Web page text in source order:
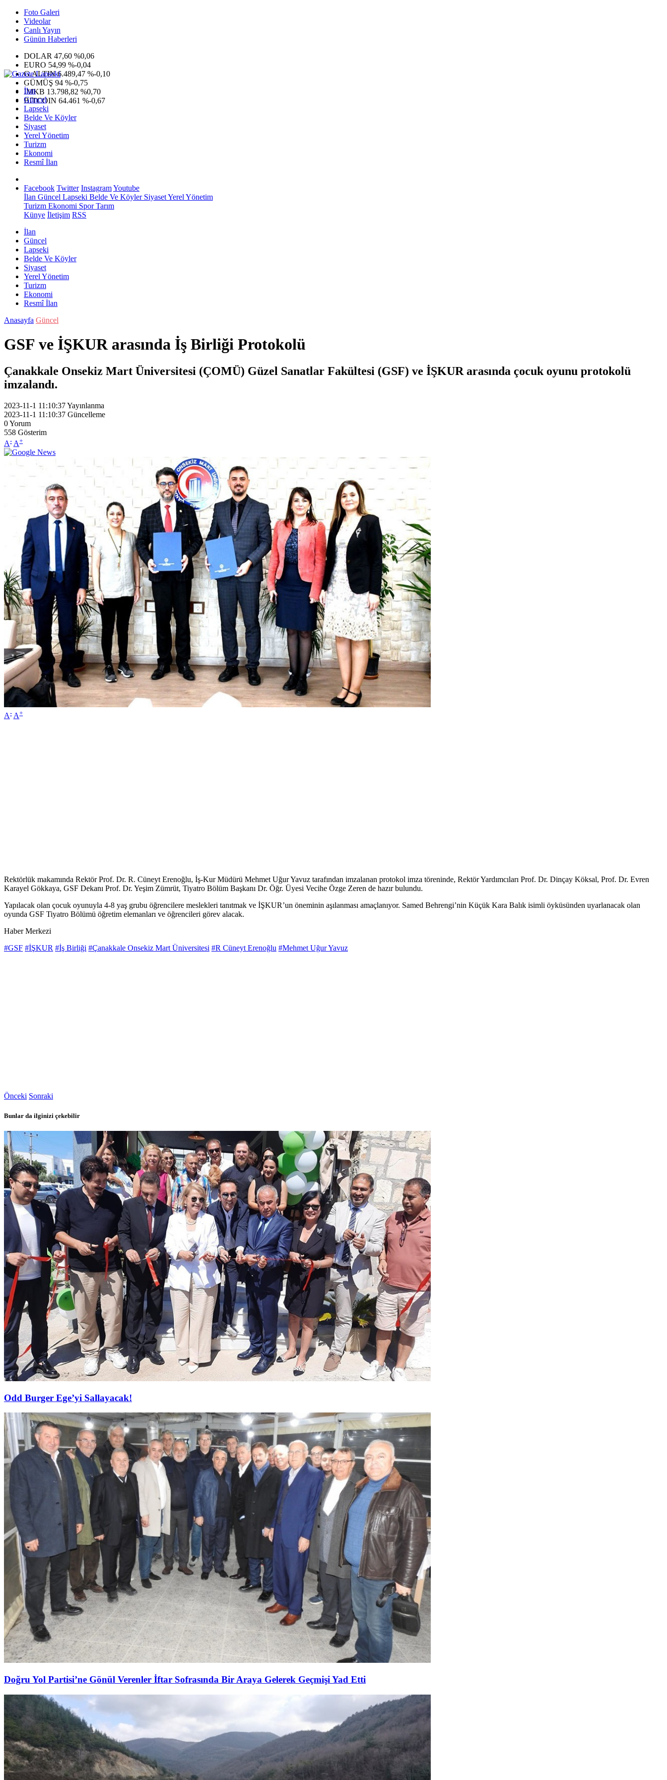
Foto Galeri
Videolar
Canlı Yayın
Günün Haberleri
DOLAR 47,60 %0,06
EURO 54,99 %-0,04
G.ALTIN6.489,47 %-0,10
GÜMÜŞ 94 %-0,75
IMKB 13.798,82 %0,70
BITCOIN 64.461 %-0,67
İlan
Güncel
Lapseki
Belde Ve Köyler
Siyaset
Yerel Yönetim
Turizm
Ekonomi
Resmî İlan
Facebook Twitter InstagramYoutube
İlan Güncel Lapseki Belde Ve KöylerSiyasetYerel Yönetim
Turizm Ekonomi SporTarım
Künye İletişim RSS
İlan
Güncel
Lapseki
Belde Ve Köyler
Siyaset
Yerel Yönetim
Turizm
Ekonomi
Resmî İlan
Anasayfa Güncel
GSF ve İŞKUR arasında İş Birliği Protokolü
Çanakkale Onsekiz Mart Üniversitesi (ÇOMÜ) Güzel Sanatlar Fakültesi (GSF) ve İŞKUR arasında çocuk oyunu protokolü
imzalandı.
2023-11-1 11:10:37Yayınlanma
2023-11-1 11:10:37 Güncelleme
0Yorum
558 Gösterim
A- A+
A- A+
Rektörlük makamında Rektör Prof. Dr. R. Cüneyt Erenoğlu, İş-Kur Müdürü Mehmet Uğur Yavuz tarafından imzalanan protokol imza töreninde, Rektör Yardımcıları Prof. Dr. Dinçay Köksal, Prof. Dr. Evren
Karayel Gökkaya, GSF Dekanı Prof. Dr. Yeşim Zümrüt, Tiyatro Bölüm Başkanı Dr. Öğr. Üyesi Vecihe Özge Zeren de hazır bulundu.
Yapılacak olan çocuk oyunuyla 4-8 yaş grubu öğrencilere meslekleri tanıtmak ve İŞKUR’un öneminin aşılanması amaçlanıyor. Samed Behrengi’nin Küçük Kara Balık isimli öyküsünden uyarlanacak olan
oyunda GSF Tiyatro Bölümü öğretim elemanları ve öğrencileri görev alacak.
Haber Merkezi
#GSF #İŞKUR #İş Birliği #Çanakkale Onsekiz Mart Üniversitesi #R Cüneyt Erenoğlu #Mehmet Uğur Yavuz
Önceki Sonraki
Bunlar da ilginizi çekebilir
Odd Burger Ege’yi Sallayacak!
Doğru Yol Partisi’ne Gönül Verenler İftar Sofrasında Bir Araya Gelerek Geçmişi Yad Etti